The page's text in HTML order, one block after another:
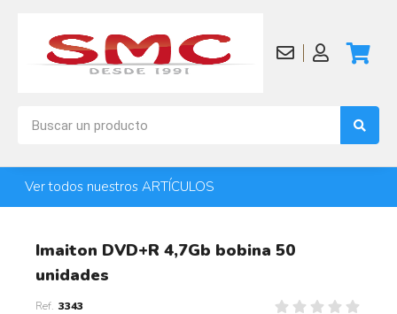
Ver todos nuestros ARTÍCULOS
Imaiton DVD+R 4,7Gb bobina 50
unidades
3343